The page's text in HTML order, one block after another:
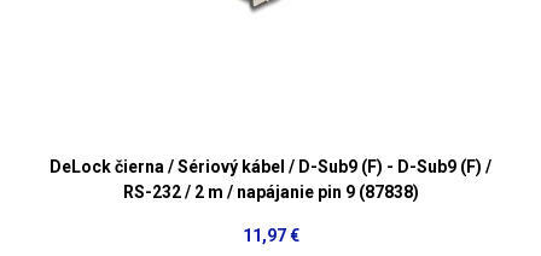
DeLock čierna / Sériový kábel / D-Sub9 (F) - D-Sub9 (F) /
RS-232 / 2 m / napájanie pin 9 (87838)
11,97 €